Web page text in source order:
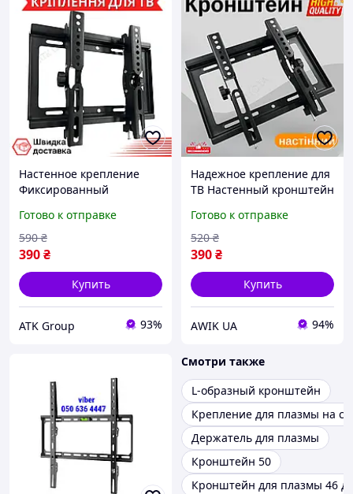
Настенное крепление
Фиксированный
наклоном по вертикали
Крепление на стену для
телевизора Крепление
для ТВ
Готово к отправке
390₴
590 ₴
Купить
ATK Group 93%
Надежное крепление для
ТВ Настенный кронштейн
телевизора
Фиксированный
кронштейн для плазмы с
наклоном по вертикали
Готово к отправке
390₴
520 ₴
Купить
АWIK UA 94%
Смотри также
L-образный кронштейн
Крепление для плазмы на
Держатель для плазмы
Кронштейн 50
Кронштейн для плазмы 46